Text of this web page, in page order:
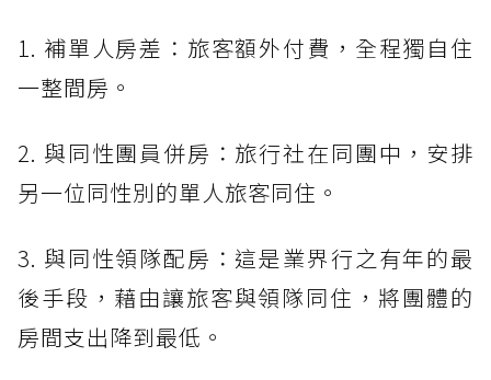
1. 補單人房差：旅客額外付費，全程獨自住
一整間房。
2. 與同性團員併房：旅行社在同團中，安排
另一位同性別的單人旅客同住。
3. 與同性領隊配房：這是業界行之有年的最
後手段，藉由讓旅客與領隊同住，將團體的
房間支出降到最低。